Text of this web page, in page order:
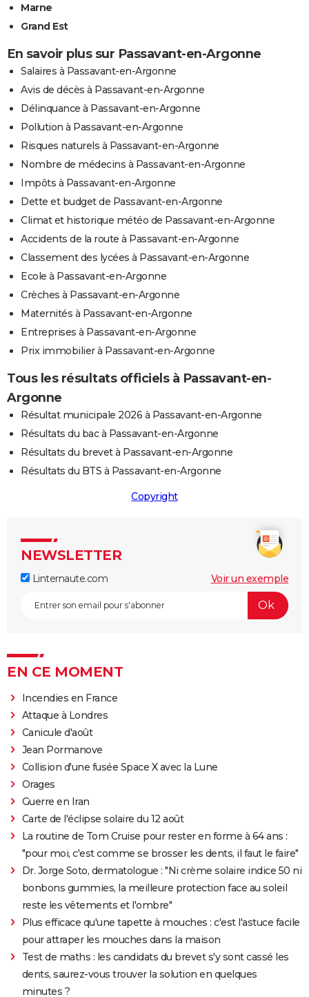
Marne
Grand Est
En savoir plus sur Passavant-en-Argonne
Salaires à Passavant-en-Argonne
Avis de décès à Passavant-en-Argonne
Délinquance à Passavant-en-Argonne
Pollution à Passavant-en-Argonne
Risques naturels à Passavant-en-Argonne
Nombre de médecins à Passavant-en-Argonne
Impôts à Passavant-en-Argonne
Dette et budget de Passavant-en-Argonne
Climat et historique météo de Passavant-en-Argonne
Accidents de la route à Passavant-en-Argonne
Classement des lycées à Passavant-en-Argonne
Ecole à Passavant-en-Argonne
Crèches à Passavant-en-Argonne
Maternités à Passavant-en-Argonne
Entreprises à Passavant-en-Argonne
Prix immobilier à Passavant-en-Argonne
Tous les résultats officiels à Passavant-en-
Argonne
Résultat municipale 2026 à Passavant-en-Argonne
Résultats du bac à Passavant-en-Argonne
Résultats du brevet à Passavant-en-Argonne
Résultats du BTS à Passavant-en-Argonne
Copyright
NEWSLETTER
Linternaute.com Voir un exemple
EN CE MOMENT
Incendies en France
Attaque à Londres
Canicule d'août
Jean Pormanove
Collision d'une fusée Space X avec la Lune
Orages
Guerre en Iran
Carte de l'éclipse solaire du 12 août
La routine de Tom Cruise pour rester en forme à 64 ans :
"pour moi, c'est comme se brosser les dents, il faut le faire"
Dr. Jorge Soto, dermatologue : "Ni crème solaire indice 50 ni
bonbons gummies, la meilleure protection face au soleil
reste les vêtements et l'ombre"
Plus efficace qu'une tapette à mouches : c'est l'astuce facile
pour attraper les mouches dans la maison
Test de maths : les candidats du brevet s'y sont cassé les
dents, saurez-vous trouver la solution en quelques
minutes ?